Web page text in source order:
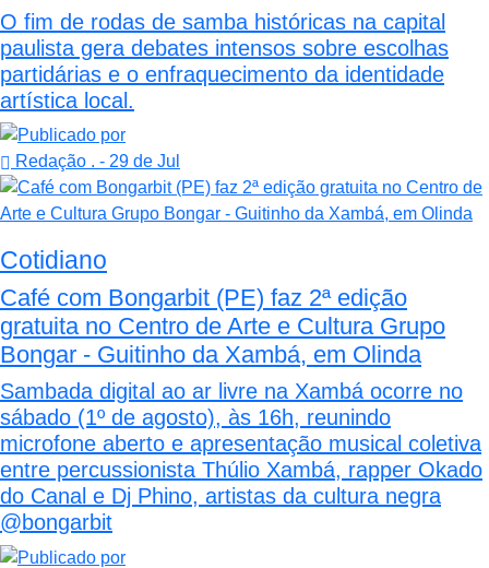
O fim de rodas de samba históricas na capital
paulista gera debates intensos sobre escolhas
partidárias e o enfraquecimento da identidade
artística local.
Redação . - 29 de Jul
Cotidiano
Café com Bongarbit (PE) faz 2ª edição
gratuita no Centro de Arte e Cultura Grupo
Bongar - Guitinho da Xambá, em Olinda
Sambada digital ao ar livre na Xambá ocorre no
sábado (1º de agosto), às 16h, reunindo
microfone aberto e apresentação musical coletiva
entre percussionista Thúlio Xambá, rapper Okado
do Canal e Dj Phino, artistas da cultura negra
@bongarbit